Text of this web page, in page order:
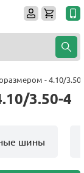
- 4.10/
3.50-4
шины